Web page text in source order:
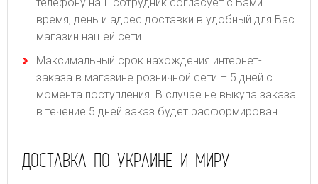
время, день и адрес доставки в удобный для Вас
магазин нашей сети.
Максимальный срок нахождения интернет-
заказа в магазине розничной сети – 5 дней с
момента поступления. В случае не выкупа заказа
в течение 5 дней заказ будет расформирован.
ДОСТАВКА ПО УКРАИНЕ И МИРУ